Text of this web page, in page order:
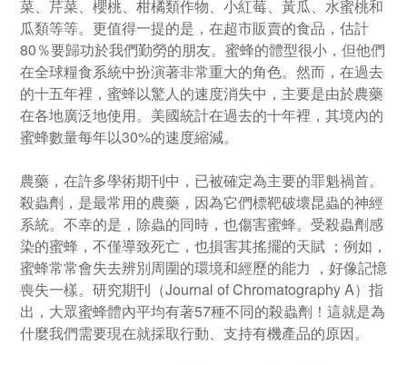
菜、芹菜、櫻桃、柑橘類作物、小紅莓、黃瓜、水蜜桃和
瓜類等等。更值得一提的是，在超市販賣的食品，估計
80％要歸功於我們勤勞的朋友。蜜蜂的體型很小，但他們
在全球糧食系統中扮演著非常重大的角色。然而，在過去
的十五年裡，蜜蜂以驚人的速度消失中，主要是由於農藥
在各地廣泛地使用。美國統計在過去的十年裡，其境內的
蜜蜂數量每年以30%的速度縮減。
農藥，在許多學術期刊中，已被確定為主要的罪魁禍首。
殺蟲劑，是最常用的農藥，因為它們標靶破壞昆蟲的神經
系統。不幸的是，除蟲的同時，也傷害蜜蜂。受殺蟲劑感
染的蜜蜂，不僅導致死亡，也損害其搖擺的天賦 ；例如，
蜜蜂常常會失去辨別周圍的環境和經歷的能力 ，好像記憶
喪失一樣。研究期刊（Journal of Chromatography A）指
出，大眾蜜蜂體內平均有著57種不同的殺蟲劑！這就是為
什麼我們需要現在就採取行動、支持有機產品的原因。